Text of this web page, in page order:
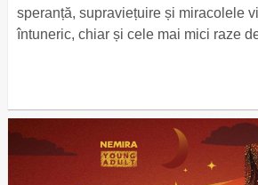
speranță, supraviețuire și miracolele
întuneric, chiar și cele mai mici raze